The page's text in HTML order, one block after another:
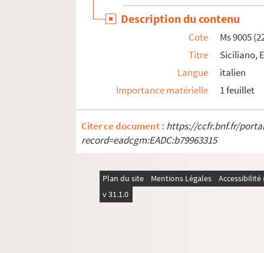
Ms 9005 (255) à Ms 9005 (292). Divers
Description du contenu
Cote
Ms 9005
Titre
Siciliano,
Langue
italien
Importance matérielle
1 feuillet
Citer ce document : https://ccfr.bnf.fr/
record=eadcgm:EADC:b79963315
Plan du site Mentions Légales
v 31.1.0